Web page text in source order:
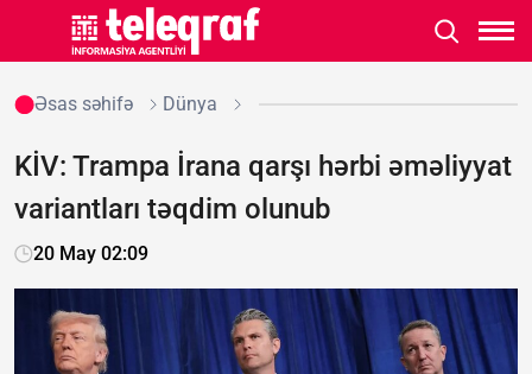
Əsas səhifə Dünya
KİV: Trampa İrana qarşı hərbi əməliyyat
variantları təqdim olunub
20 May 02:09